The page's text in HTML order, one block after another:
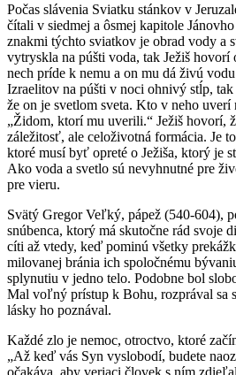
Počas slávenia Sviatku stánkov v
čítali v siedmej a ôsmej kapitole
znakmi týchto sviatkov je obrad vody a
vytryskla na púšti voda, tak Ježiš hovorí
nech príde k nemu a on mu dá živú
Izraelitov na púšti v noci ohnivý stĺp,
že on je svetlom sveta. Kto v neho
„Židom, ktorí mu uverili.“ Ježiš hovorí,
záležitosť, ale celoživotná formácia. Je
ktoré musí byť opreté o Ježiša, ktorý je
Ako voda a svetlo sú nevyhnutné pre
pre vieru.
Svätý Gregor Veľký, pápež (540-604),
snúbenca, ktorý má skutočne rád svoje
cíti až vtedy, keď pominú všetky
milovanej bránia ich spoločnému
splynutiu v jedno telo. Podobne bol
Mal voľný prístup k Bohu, rozprával sa
lásky ho poznával.
Každé zlo je nemoc, otroctvo, ktoré
„Až keď vás Syn vyslobodí, budete
očakáva, aby veriaci človek s ním